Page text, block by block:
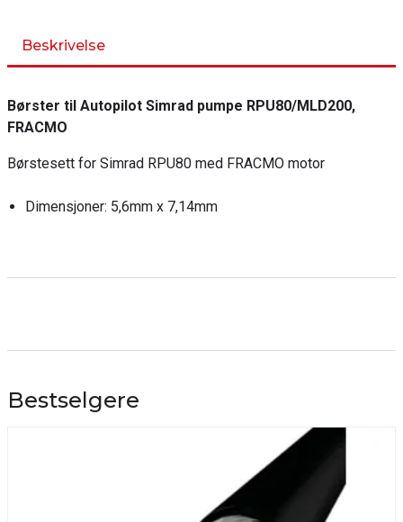
Beskrivelse
Børster til Autopilot Simrad pumpe RPU80/MLD200,
FRACMO
Børstesett for Simrad RPU80 med FRACMO motor
Dimensjoner: 5,6mm x 7,14mm
Bestselgere